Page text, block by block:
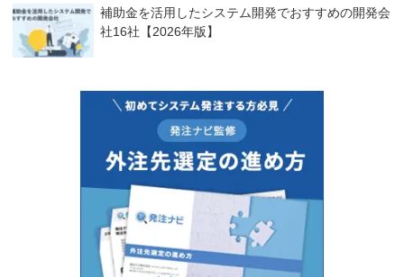
補助金を活用したシステム開発でおすすめの開発会
社16社【2026年版】